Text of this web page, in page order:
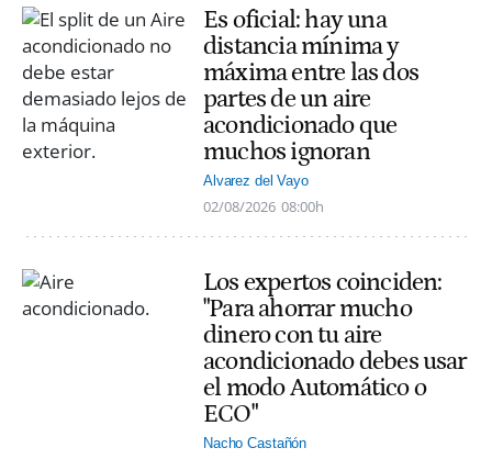
Es oficial: hay una
distancia mínima y
máxima entre las dos
partes de un aire
acondicionado que
muchos ignoran
Alvarez del Vayo
02/08/2026 08:00h
Los expertos coinciden:
"Para ahorrar mucho
dinero con tu aire
acondicionado debes usar
el modo Automático o
ECO"
Nacho Castañón